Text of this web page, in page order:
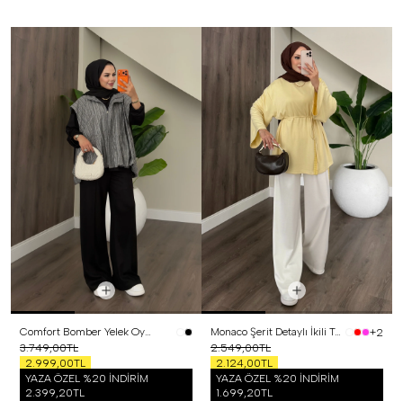
Comfort Bomber Yelek Oysh Üçlü Takım Siyah
3.749,00TL
2.999,00TL
YAZA ÖZEL %20 İNDİRİM
2.399,20TL
Monaco Şerit Detaylı İkili Takım Sarı
+2
2.549,00TL
2.124,00TL
YAZA ÖZEL %20 İNDİRİM
1.699,20TL